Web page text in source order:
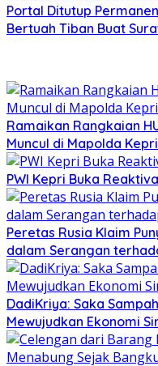
Portal Ditutup
Bertuah Tiban Buat
Ramaikan Rangkaian
Muncul di Mapolda Kepri
PWI Kepri Buka
Peretas Rusia Klaim
dalam Serangan
DadiKriya: Saka
Mewujudkan Ekonomi